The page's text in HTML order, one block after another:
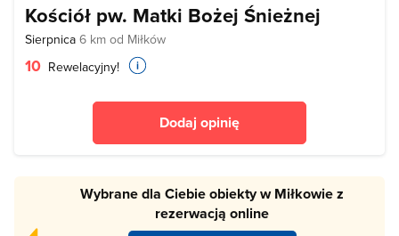
Kościół pw. Matki Bożej Śnieżnej
Sierpnica 6 km od Miłków
10 Rewelacyjny!
Dodaj opinię
Wybrane dla Ciebie obiekty w Miłkowie z
rezerwacją online